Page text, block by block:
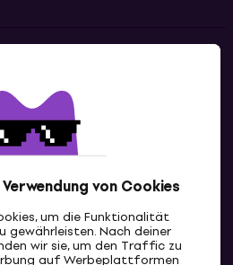
von Cookies
um die Funktionalität
gewährleisten. Nach deiner
wir sie, um den Traffic zu
auf Werbeplattformen
uns